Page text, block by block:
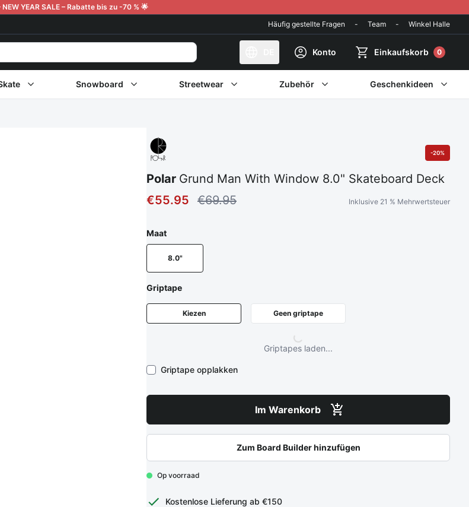
NEW YEAR SALE – Rabatte bis zu -70 % 🌟
Häufig gestellte Fragen - Team - Winkel Halle
Konto Einkaufskorb 0
Snowboard Streetwear Zubehör Geschenkideen
-20%
Polar Grund Man With Window 8.0" Skateboard Deck
€55.95
€69.95 Inklusive 21 % Mehrwertsteuer
Maat
8.0"
Griptape
Kiezen Geen griptape
Griptapes laden...
Griptape opplakken
Im Warenkorb
Zum Board Builder hinzufügen
Op voorraad
Kostenlose Lieferung ab €150